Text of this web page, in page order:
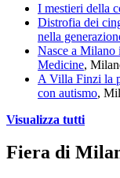
I mestieri della
Distrofia dei
nella
Nasce a Milano
Medicine,
A Villa Finzi la
con autismo,
Visualizza tutti
Fiera di